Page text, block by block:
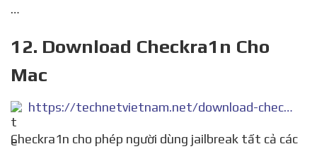
…
12. Download Checkra1n Cho
Mac
https://technetvietnam.net/download-checkra1n-cho-mac-phan-mem-jailbreak-ios-nhieu-phien-ban-t-technetvietnam/
Checkra1n cho phép người dùng jailbreak tất cả các